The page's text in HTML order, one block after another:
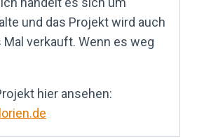
und das Projekt wird auch
verkauft. Wenn es weg
hier ansehen: